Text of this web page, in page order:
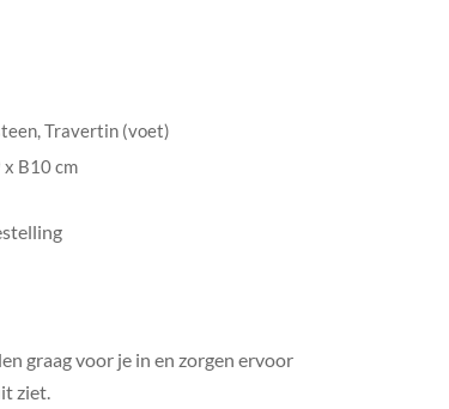
Travertin (voet)
B10 cm
graag voor je in en zorgen ervoor
ziet.